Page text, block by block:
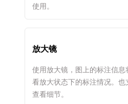
使用。
放大镜
使用放大镜，图上的标注信
看放大状态下的标注情况。
查看细节。